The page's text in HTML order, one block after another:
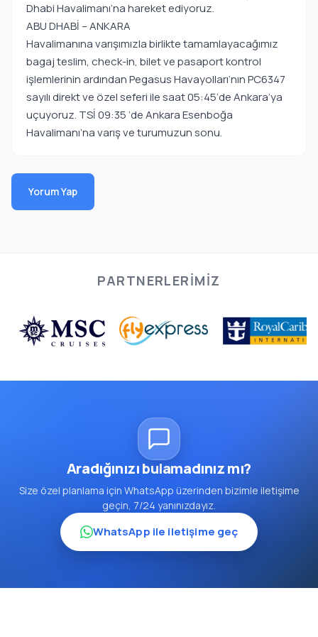
Dhabi Havalimanı’na hareket ediyoruz.
ABU DHABİ – ANKARA
Havalimanına varışımızla birlikte tamamlayacağımız
bagaj teslim, check-in, bilet ve pasaport kontrol
işlemlerinin ardından Pegasus Havayolları’nın PC6347
sayılı direkt ve özel seferi ile saat 05:45‘de Ankara’ya
uçuyoruz. TSİ 09:35 ‘de Ankara Esenboğa
Havalimanı’na varış ve turumuzun sonu.
Yorum Yap
PARTNERLERIMIZ
Aradığınızı bulamadınız mı?
Size özel planlama için WhatsApp üzerinden bizimle iletişime
geçin, 7/24 yanınızdayız.
WhatsApp ile iletişime geç